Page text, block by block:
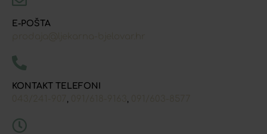
E-POŠTA
KONTAKT TELEFONI